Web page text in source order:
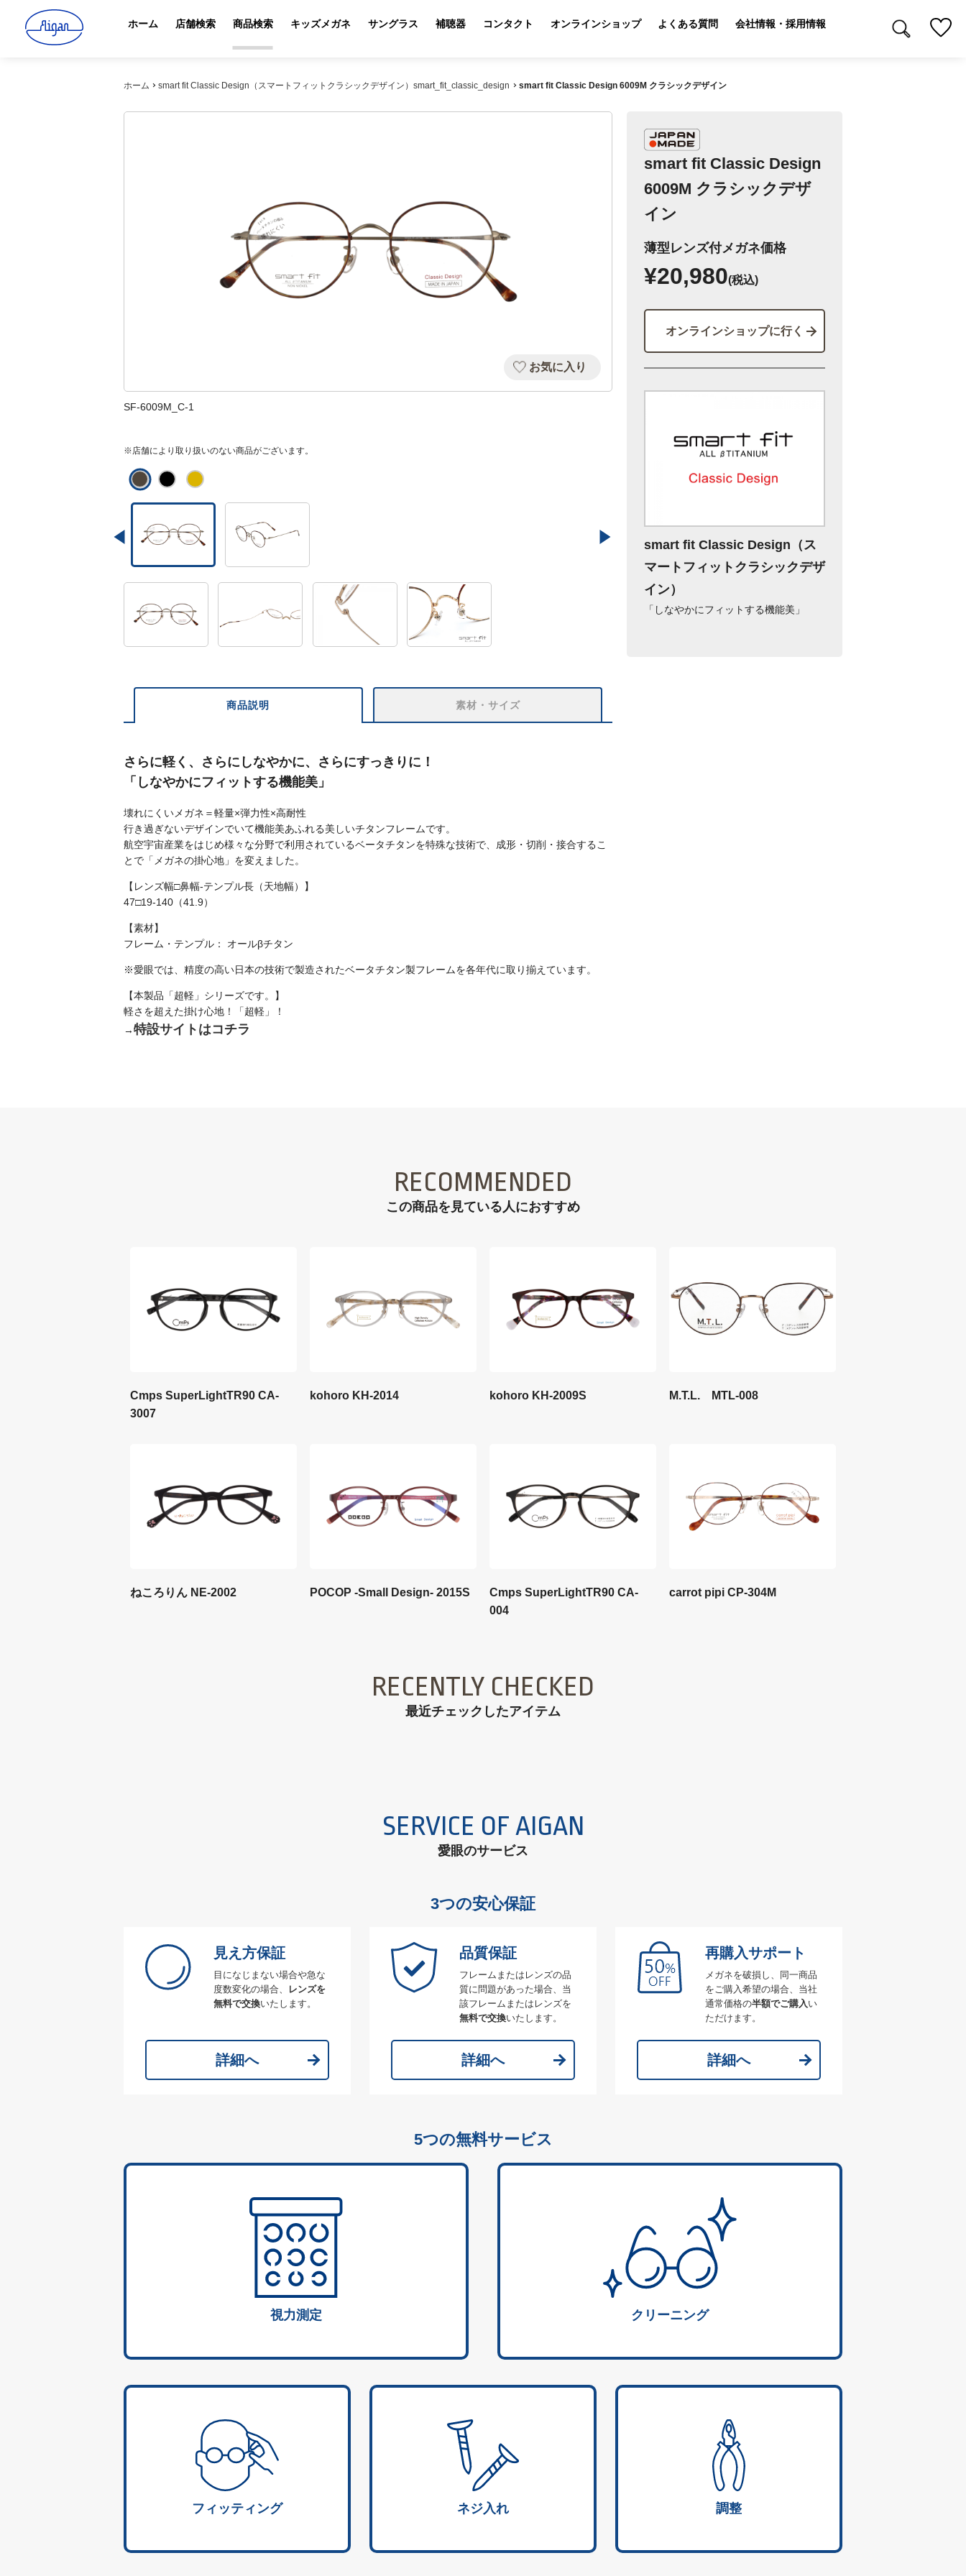
ホーム 店舗検索 商品検索 キッズメガネ サングラス 補聴器 コンタクト オンラインショップ よくある質問 会社情報・採用情報
ホーム smart fit Classic Design（スマートフィットクラシックデザイン）smart_fit_classic_design smart fit Classic Design 6009M クラシックデザイン
お気に入り
SF-6009M_C-1
※店舗により取り扱いのない商品がございます。
商品説明 素材・サイズ
さらに軽く、さらにしなやかに、さらにすっきりに！
「しなやかにフィットする機能美」
壊れにくいメガネ＝軽量×弾力性×高耐性
行き過ぎないデザインでいて機能美あふれる美しいチタンフレームです。
航空宇宙産業をはじめ様々な分野で利用されているベータチタンを特殊な技術で、成形・切削・接合するこ
とで「メガネの掛心地」を変えました。
【レンズ幅□鼻幅-テンプル長（天地幅）】
47□19-140（41.9）
【素材】
フレーム・テンプル： オールβチタン
※愛眼では、精度の高い日本の技術で製造されたベータチタン製フレームを各年代に取り揃えています。
【本製品「超軽」シリーズです。】
軽さを超えた掛け心地！「超軽」！
→特設サイトはコチラ
smart fit Classic Design
6009M クラシックデザ
イン
薄型レンズ付メガネ価格
¥20,980(税込)
オンラインショップに行く
smart fit Classic Design（ス
マートフィットクラシックデザ
イン）
「しなやかにフィットする機能美」
RECOMMENDED
この商品を見ている⼈におすすめ
Cmps SuperLightTR90 CA-
3007
kohoro KH-2014 kohoro KH-2009S M.T.L. MTL-008
ねころりん NE-2002 POCOP -Small Design- 2015S
Cmps SuperLightTR90 CA-
004
carrot pipi CP-304M
RECENTLY CHECKED
最近チェックしたアイテム
SERVICE OF AIGAN
愛眼のサービス
3つの安心保証
見え方保証
目になじまない場合や急な
度数変化の場合、
レンズを
無料で交換いたします。
詳細へ
品質保証
フレームまたはレンズの品
質に問題があった場合、当
該フレームまたはレンズを
無料で交換いたします。
詳細へ
再購入サポート
メガネを破損し、同一商品
をご購入希望の場合、当社
通常価格の半額でご購入い
ただけます。
詳細へ
5つの無料サービス
視力測定 クリーニング
フィッティング ネジ入れ 調整